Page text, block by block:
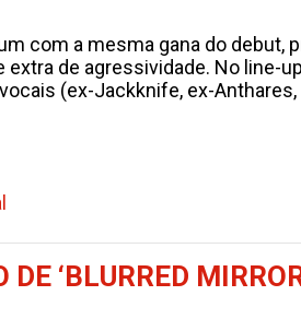
com a mesma gana do debut,
de agressividade. No line-
(ex-Jackknife, ex-
‘BLURRED